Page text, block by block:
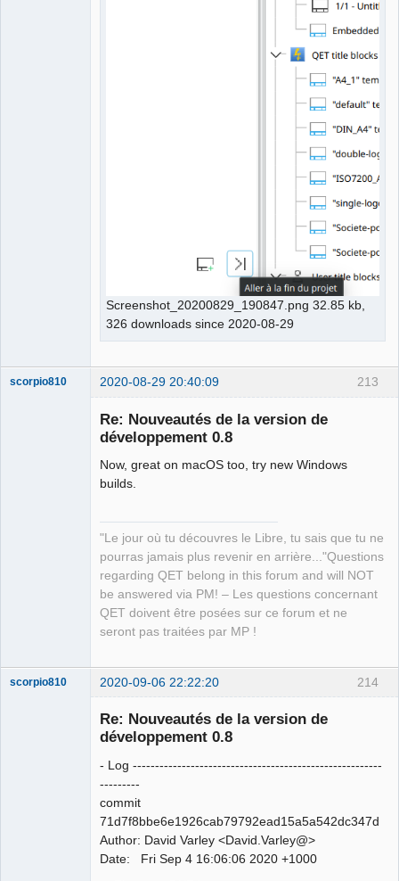
Screenshot_20200829_190847.png 32.85 kb,
326 downloads since 2020-08-29
213
scorpio810 2020-08-29 20:40:09
Re: Nouveautés de la version de
développement 0.8
Now, great on macOS too, try new Windows
builds.
"Le jour où tu découvres le Libre, tu sais que tu ne
pourras jamais plus revenir en arrière..."Questions
regarding QET belong in this forum and will NOT
be answered via PM! – Les questions concernant
QET doivent être posées sur ce forum et ne
seront pas traitées par MP !
214
scorpio810 2020-09-06 22:22:20
Re: Nouveautés de la version de
développement 0.8
- Log --------------------------------------------------------
---------
commit
71d7f8bbe6e1926cab79792ead15a5a542dc347d
Author: David Varley <David.Varley@>
Date: Fri Sep 4 16:06:06 2020 +1000